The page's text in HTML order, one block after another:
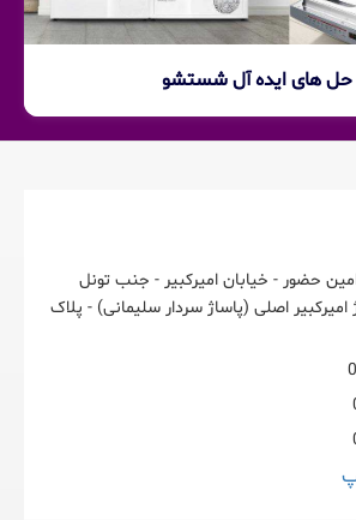
حل های ایده آل شستشو
حضور - خیابان امیرکبیر - جنب تونل
اصلی (پاساژ سردار سلیمانی) - پلاک